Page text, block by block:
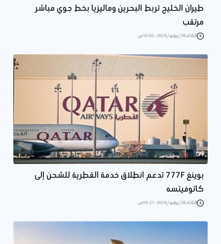
طيران الخليج تربط البحرين وماليزيا بخط جوي مباشر
مرتقب
الثلاثاء 28/يوليو/2026 - 10:02 ص
بوينغ 777F تدعم انطلاق خدمة القطرية للشحن إلى
كاتوفيتسه
الثلاثاء 28/يوليو/2026 - 09:21 ص